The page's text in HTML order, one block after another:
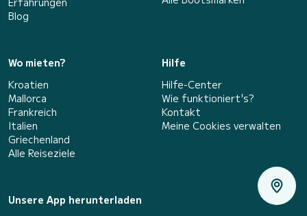
Blog
Wo mieten?
Kroatien
Mallorca
Frankreich
Italien
Griechenland
Alle Reiseziele
Hilfe
Hilfe-Center
Wie funktioniert's?
Kontakt
Meine Cookies verwalten
Unsere App herunterladen